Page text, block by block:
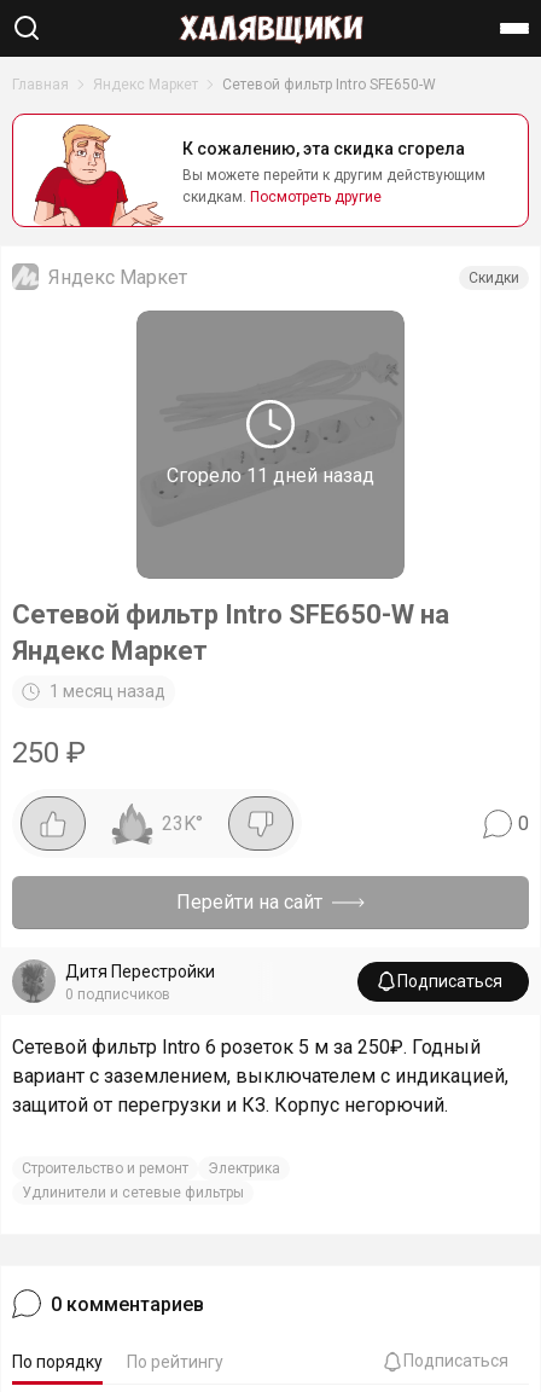
Главная Яндекс Маркет Сетевой фильтр Intro SFE650-W
К сожалению, эта скидка сгорела
Вы можете перейти к другим действующим
скидкам. Посмотреть другие
Сгорело11 дней назад
Яндекс Маркет Скидки
Сетевой фильтр Intro SFE650-W на
Яндекс Маркет
1 месяц назад
250 ₽
23K° 0
Перейти на сайт
Дитя Перестройки
0 подписчиков
Подписаться
Сетевой фильтр Intro 6 розеток 5 м за 250₽. Годный
вариант с заземлением, выключателем с индикацией,
защитой от перегрузки и КЗ. Корпус негорючий.
Строительство и ремонт
Электрика
Удлинители и сетевые фильтры
0 комментариев
По порядку По рейтингу Подписаться